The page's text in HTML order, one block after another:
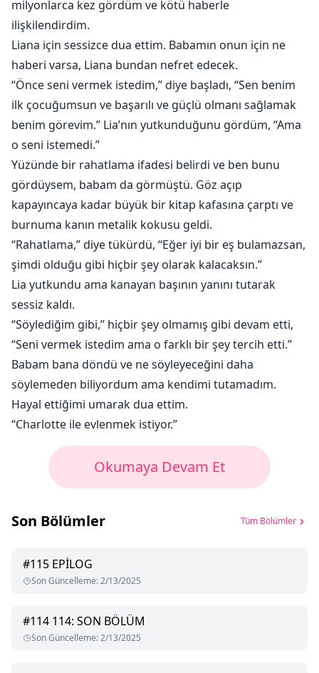
milyonlarca kez gördüm ve kötü haberle
ilişkilendirdim.
Liana için sessizce dua ettim. Babamın onun için ne
haberi varsa, Liana bundan nefret edecek.
“Önce seni vermek istedim,” diye başladı, “Sen benim
ilk çocuğumsun ve başarılı ve güçlü olmanı sağlamak
benim görevim.” Lia’nın yutkunduğunu gördüm, “Ama
o seni istemedi.”
Yüzünde bir rahatlama ifadesi belirdi ve ben bunu
gördüysem, babam da görmüştü. Göz açıp
kapayıncaya kadar büyük bir kitap kafasına çarptı ve
burnuma kanın metalik kokusu geldi.
“Rahatlama,” diye tükürdü, “Eğer iyi bir eş bulamazsan,
şimdi olduğu gibi hiçbir şey olarak kalacaksın.”
Lia yutkundu ama kanayan başının yanını tutarak
sessiz kaldı.
“Söylediğim gibi,” hiçbir şey olmamış gibi devam etti,
“Seni vermek istedim ama o farklı bir şey tercih etti.”
Babam bana döndü ve ne söyleyeceğini daha
söylemeden biliyordum ama kendimi tutamadım.
Hayal ettiğimi umarak dua ettim.
“Charlotte ile evlenmek istiyor.”
Okumaya Devam Et
Son Bölümler Tüm Bölümler
#115 EPİLOG
Son Güncelleme:2/13/2025
#114 114: SON BÖLÜM
Son Güncelleme:2/13/2025